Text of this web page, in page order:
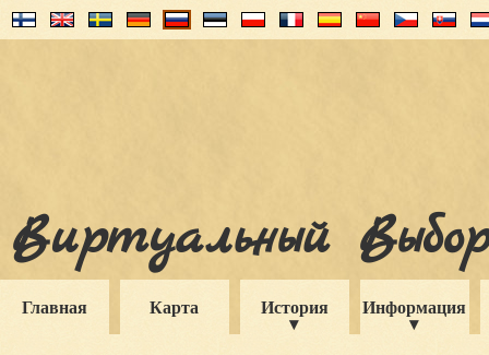
Виртуальный
Главная Карта История Информация